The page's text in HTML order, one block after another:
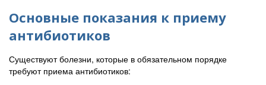
Основные показания к приему
антибиотиков
Существуют болезни, которые в обязательном порядке
требуют приема антибиотиков: